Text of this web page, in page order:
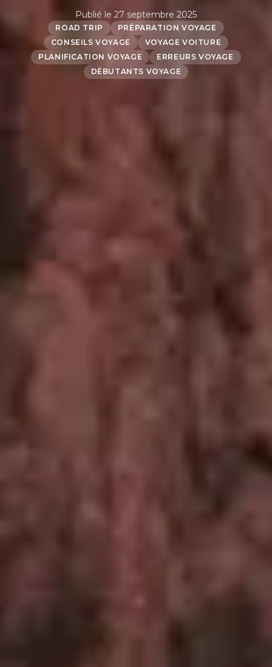
Publié le 27 septembre 2025
ROAD TRIP
PRÉPARATION VOYAGE
CONSEILS VOYAGE
VOYAGE VOITURE
PLANIFICATION VOYAGE
ERREURS VOYAGE
DÉBUTANTS VOYAGE